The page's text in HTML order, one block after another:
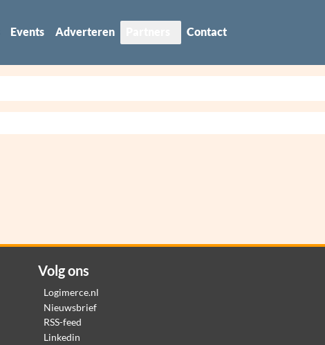
Events Adverteren Contact
Volg ons
Logimerce.nl
Nieuwsbrief
RSS-feed
Linkedin